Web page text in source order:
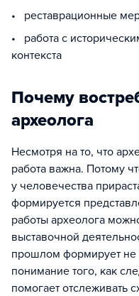
• реставрационные
• работа с
контекста
Почему
археолога
Несмотря на то, что
работа важна. Потому
у человечества
формируется
работы археолога
выставочной
прошлом формирует не
понимание того, как
помогает отслеживать